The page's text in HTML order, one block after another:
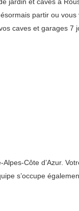
partir ou
caves et garages
Côte d’Azur.
s’occupe